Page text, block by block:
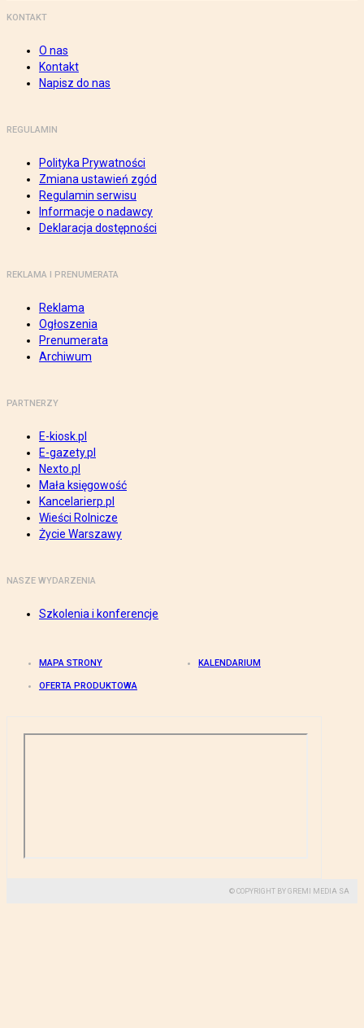
KONTAKT
O nas
Kontakt
Napisz do nas
REGULAMIN
Polityka Prywatności
Zmiana ustawień zgód
Regulamin serwisu
Informacje o nadawcy
Deklaracja dostępności
REKLAMA I PRENUMERATA
Reklama
Ogłoszenia
Prenumerata
Archiwum
PARTNERZY
E-kiosk.pl
E-gazety.pl
Nexto.pl
Mała księgowość
Kancelarierp.pl
Wieści Rolnicze
Życie Warszawy
NASZE WYDARZENIA
Szkolenia i konferencje
MAPA STRONY KALENDARIUM
OFERTA PRODUKTOWA
© COPYRIGHT BY GREMI MEDIA SA